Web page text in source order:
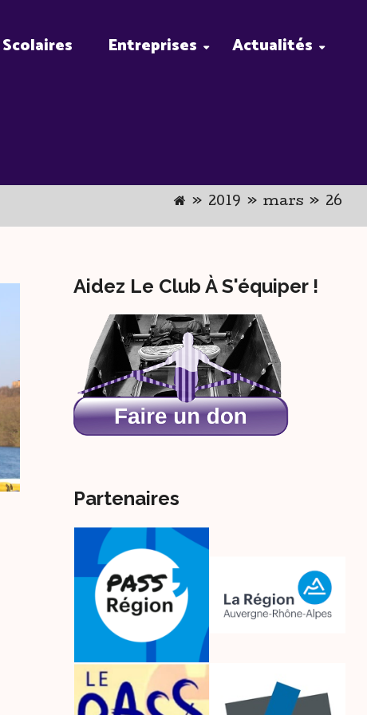
Scolaires Entreprises Actualités
» 2019 » mars » 26
Aidez Le Club À S'équiper !
Partenaires